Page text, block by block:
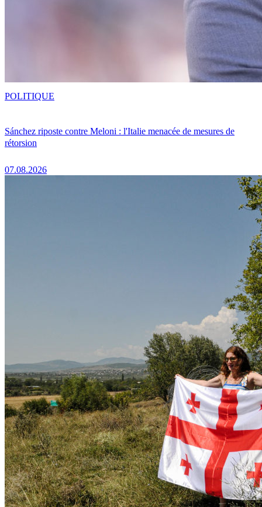
Sánchez riposte contre Meloni : l'Italie menacée de mesures de
rétorsion
07.08.2026
POLITIQUE